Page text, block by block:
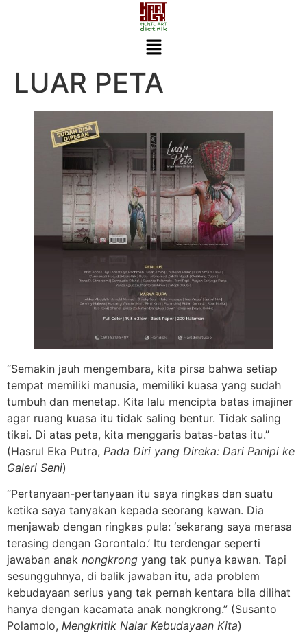
LUAR PETA
“Semakin jauh mengembara, kita pirsa bahwa setiap
tempat memiliki manusia, memiliki kuasa yang sudah
tumbuh dan menetap. Kita lalu mencipta batas imajiner
agar ruang kuasa itu tidak saling bentur. Tidak saling
tikai. Di atas peta, kita menggaris batas-batas itu.”
(Hasrul Eka Putra, Pada Diri yang Direka: Dari Panipi ke
Galeri Seni)
“Pertanyaan-pertanyaan itu saya ringkas dan suatu
ketika saya tanyakan kepada seorang kawan. Dia
menjawab dengan ringkas pula: ‘sekarang saya merasa
terasing dengan Gorontalo.’ Itu terdengar seperti
jawaban anak nongkrong yang tak punya kawan. Tapi
sesungguhnya, di balik jawaban itu, ada problem
kebudayaan serius yang tak pernah kentara bila dilihat
hanya dengan kacamata anak nongkrong.” (Susanto
Polamolo, Mengkritik Nalar Kebudayaan Kita)